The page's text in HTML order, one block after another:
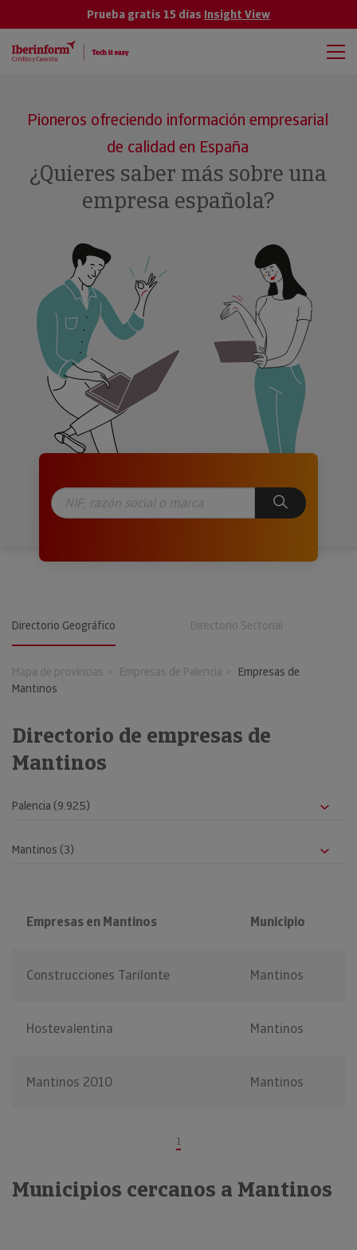
Prueba gratis 15 días Insight View
Pioneros ofreciendo información empresarial
de calidad en España
¿Quieres saber más sobre una
empresa española?
Directorio Geográfico Directorio Sectorial
Mapa de provincias Empresas de Palencia
Empresas de
Mantinos
Directorio de empresas de
Mantinos
Empresas en Mantinos Municipio
Construcciones Tarilonte Mantinos
Hostevalentina Mantinos
Mantinos 2010 Mantinos
1
Municipios cercanos a Mantinos